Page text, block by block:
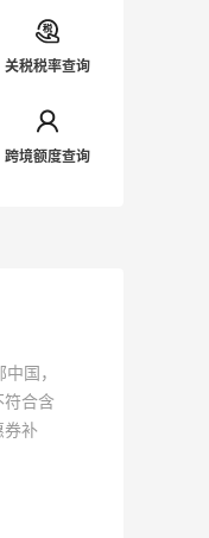
关税税率查询
跨境额度查询
国，
符合含
券补